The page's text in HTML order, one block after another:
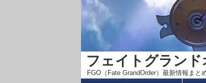
フェイトグラン
FGO（Fate GrandOrder）最新情報まと